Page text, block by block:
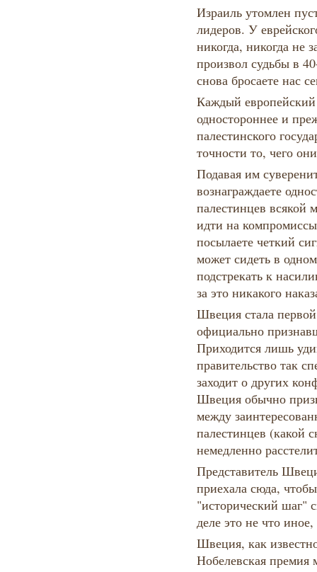
Израиль утомлен
лидеров. У
никогда, никогда не
произвол судьбы в
снова бросаете нас
Каждый
одностороннее и
палестинского
точности то, чего
Подавая им
вознаграждаете
палестинцев всякой
идти на
посылаете четкий
может сидеть в
подстрекать к
за это никакого
Швеция стала
официально
Приходится лишь
правительство так
заходит о других
Швеция обычно
между
палестинцев (какой
немедленно
Представитель
приехала сюда,
"исторический шаг"
деле это не что
Швеция, как
Нобелевская